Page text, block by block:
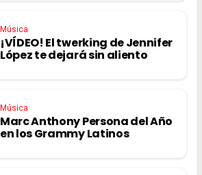
Música
¡VÍDEO! El twerking de Jennifer
López te dejará sin aliento
Música
Marc Anthony Persona del Año
en los Grammy Latinos